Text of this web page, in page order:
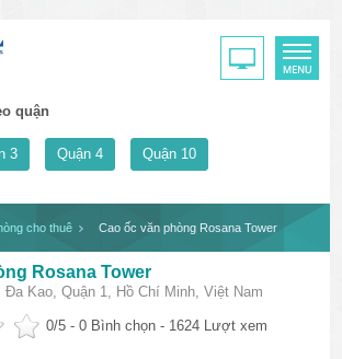
quận
3 Quận 4 Quận 10
cho thuê Cao ốc văn phòng Rosana Tower
Rosana Tower
Đa Kao, Quận 1, Hồ Chí Minh, Việt Nam
0/5 -0 Bình chọn - 1624 Lượt xem